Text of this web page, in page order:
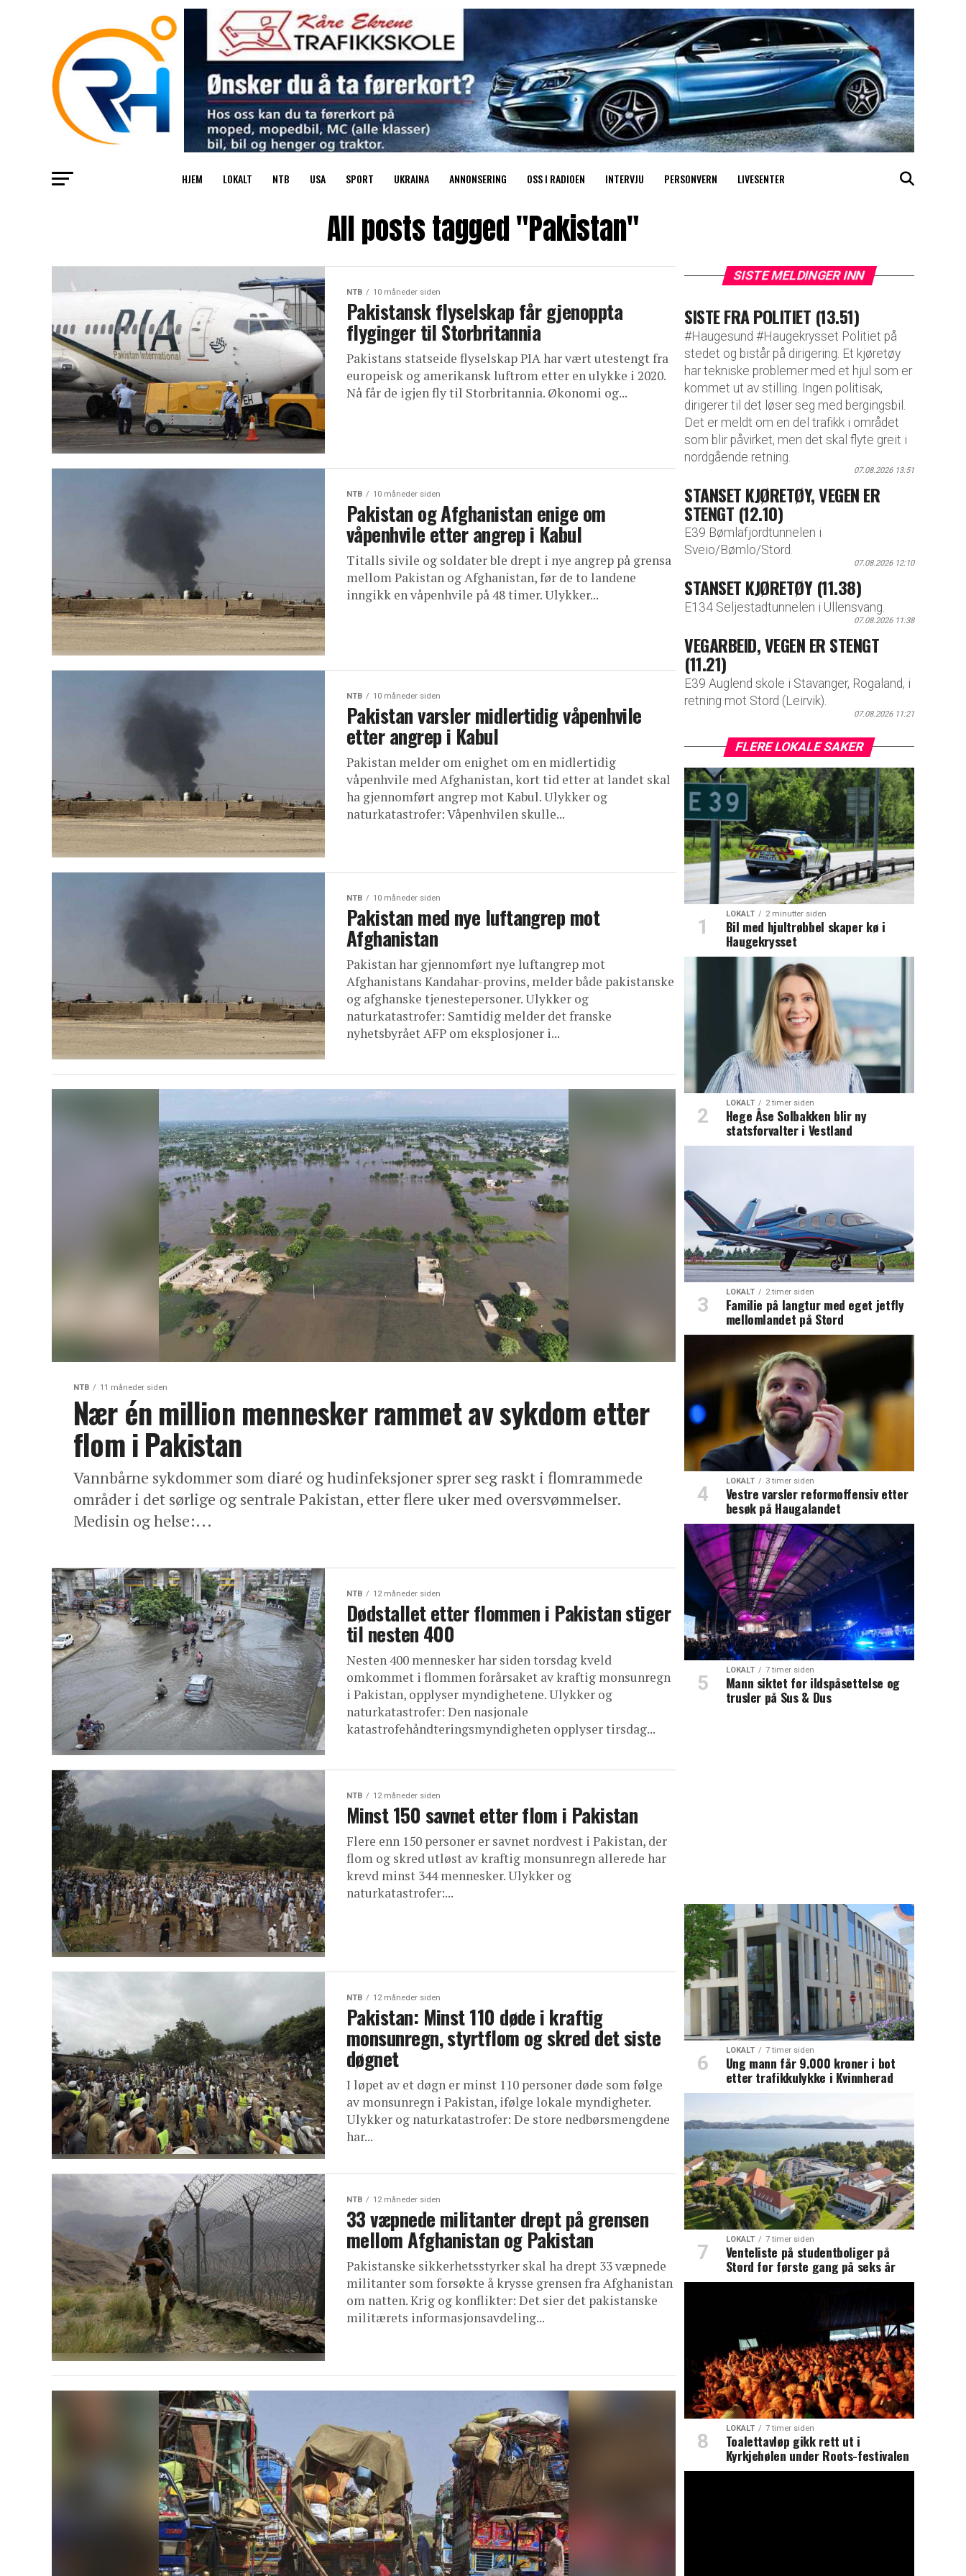
HJEM LOKALT NTB USA SPORT UKRAINA ANNONSERING OSS I RADIOEN INTERVJU PERSONVERN LIVESENTER
All posts tagged "Pakistan"
NTB 10 måneder siden
Pakistansk flyselskap får gjenoppta
flyginger til Storbritannia
Pakistans statseide flyselskap PIA har vært utestengt fra
europeisk og amerikansk luftrom etter en ulykke i 2020.
Nå får de igjen fly til Storbritannia. Økonomi og...
NTB 10 måneder siden
Pakistan og Afghanistan enige om
våpenhvile etter angrep i Kabul
Titalls sivile og soldater ble drept i nye angrep på grensa
mellom Pakistan og Afghanistan, før de to landene
inngikk en våpenhvile på 48 timer. Ulykker...
NTB 10 måneder siden
Pakistan varsler midlertidig våpenhvile
etter angrep i Kabul
Pakistan melder om enighet om en midlertidig
våpenhvile med Afghanistan, kort tid etter at landet skal
ha gjennomført angrep mot Kabul. Ulykker og
naturkatastrofer: Våpenhvilen skulle...
NTB 10 måneder siden
Pakistan med nye luftangrep mot
Afghanistan
Pakistan har gjennomført nye luftangrep mot
Afghanistans Kandahar-provins, melder både pakistanske
og afghanske tjenestepersoner. Ulykker og
naturkatastrofer: Samtidig melder det franske
nyhetsbyrået AFP om eksplosjoner i...
NTB 11 måneder siden
Nær én million mennesker rammet av sykdom etter
flom i Pakistan
Vannbårne sykdommer som diaré og hudinfeksjoner sprer seg raskt i flomrammede
områder i det sørlige og sentrale Pakistan, etter flere uker med oversvømmelser.
Medisin og helse:...
NTB 12 måneder siden
Dødstallet etter flommen i Pakistan stiger
til nesten 400
Nesten 400 mennesker har siden torsdag kveld
omkommet i flommen forårsaket av kraftig monsunregn
i Pakistan, opplyser myndighetene. Ulykker og
naturkatastrofer: Den nasjonale
katastrofehåndteringsmyndigheten opplyser tirsdag...
NTB 12 måneder siden
Minst 150 savnet etter flom i Pakistan
Flere enn 150 personer er savnet nordvest i Pakistan, der
flom og skred utløst av kraftig monsunregn allerede har
krevd minst 344 mennesker. Ulykker og
naturkatastrofer:...
NTB 12 måneder siden
Pakistan: Minst 110 døde i kraftig
monsunregn, styrtflom og skred det siste
døgnet
I løpet av et døgn er minst 110 personer døde som følge
av monsunregn i Pakistan, ifølge lokale myndigheter.
Ulykker og naturkatastrofer: De store nedbørsmengdene
har...
NTB 12 måneder siden
33 væpnede militanter drept på grensen
mellom Afghanistan og Pakistan
Pakistanske sikkerhetsstyrker skal ha drept 33 væpnede
militanter som forsøkte å krysse grensen fra Afghanistan
om natten. Krig og konflikter: Det sier det pakistanske
militærets informasjonsavdeling...
SISTE MELDINGER INN
SISTE FRA POLITIET (13.51)
#Haugesund #Haugekrysset Politiet på
stedet og bistår på dirigering. Et kjøretøy
har tekniske problemer med et hjul som er
kommet ut av stilling. Ingen politisak,
dirigerer til det løser seg med bergingsbil.
Det er meldt om en del trafikk i området
som blir påvirket, men det skal flyte greit i
nordgående retning.
07.08.2026 13:51
STANSET KJØRETØY, VEGEN ER
STENGT (12.10)
E39 Bømlafjordtunnelen i
Sveio/Bømlo/Stord.
07.08.2026 12:10
STANSET KJØRETØY (11.38)
E134 Seljestadtunnelen i Ullensvang.
07.08.2026 11:38
VEGARBEID, VEGEN ER STENGT
(11.21)
E39 Auglend skole i Stavanger, Rogaland, i
retning mot Stord (Leirvik).
07.08.2026 11:21
FLERE LOKALE SAKER
LOKALT 2 minutter siden
Bil med hjultrøbbel skaper kø i
Haugekrysset
LOKALT 2 timer siden
Hege Åse Solbakken blir ny
statsforvalter i Vestland
LOKALT 2 timer siden
Familie på langtur med eget jetfly
mellomlandet på Stord
LOKALT 3 timer siden
Vestre varsler reformoffensiv etter
besøk på Haugalandet
LOKALT 7 timer siden
Mann siktet for ildspåsettelse og
trusler på Sus & Dus
LOKALT 7 timer siden
Ung mann får 9.000 kroner i bot
etter trafikkulykke i Kvinnherad
LOKALT 7 timer siden
Venteliste på studentboliger på
Stord for første gang på seks år
LOKALT 7 timer siden
Toalettavløp gikk rett ut i
Kyrkjehølen under Roots-festivalen